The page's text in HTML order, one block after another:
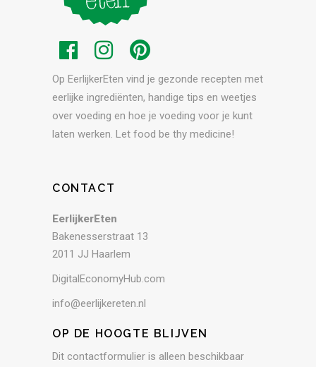
Op EerlijkerEten vind je gezonde recepten met
eerlijke ingrediënten, handige tips en weetjes
over voeding en hoe je voeding voor je kunt
laten werken. Let food be thy medicine!
CONTACT
EerlijkerEten
Bakenesserstraat 13
2011 JJ Haarlem
DigitalEconomyHub.com
info@eerlijkereten.nl
OP DE HOOGTE BLIJVEN
Dit contactformulier is alleen beschikbaar